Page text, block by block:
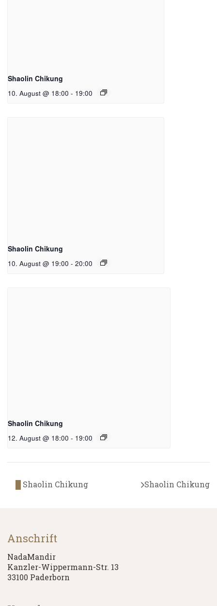
Shaolin Chikung
10. August @ 18:00 - 19:00
Shaolin Chikung
10. August @ 19:00 - 20:00
Shaolin Chikung
12. August @ 18:00 - 19:00
Shaolin Chikung Shaolin Chikung
Anschrift
NadaMandir
Kanzler-Wippermann-Str. 13
33100 Paderborn